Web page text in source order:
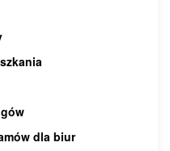
dla biur